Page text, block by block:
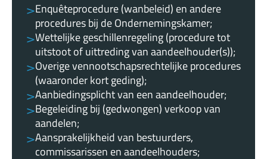
Enquêteprocedure (wanbeleid) en andere
procedures bij de Ondernemingskamer;
Wettelijke geschillenregeling (procedure tot
uitstoot of uittreding van aandeelhouder(s));
Overige vennootschapsrechtelijke procedures
(waaronder kort geding);
Aanbiedingsplicht van een aandeelhouder;
Begeleiding bij (gedwongen) verkoop van
aandelen;
Aansprakelijkheid van bestuurders,
commissarissen en aandeelhouders;